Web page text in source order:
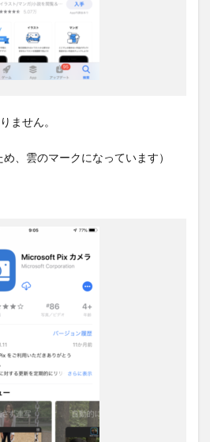
ません。
め、雲のマークになっています）